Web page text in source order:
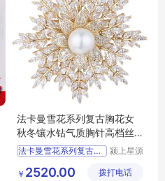
法卡曼雪花系列复古胸花女
秋冬镶水钻气质胸针高档丝
巾扣生日礼物
法卡曼雪花系列复古胸花女
颍上星源
有限公司
￥ 2520.00 拨打电话